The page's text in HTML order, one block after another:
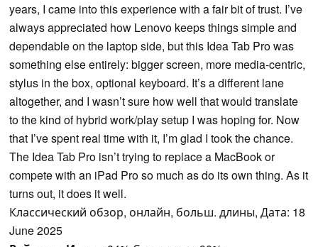
years, I came into this experience with a fair bit of trust. I’ve
always appreciated how Lenovo keeps things simple and
dependable on the laptop side, but this Idea Tab Pro was
something else entirely: bigger screen, more media-centric,
stylus in the box, optional keyboard. It’s a different lane
altogether, and I wasn’t sure how well that would translate
to the kind of hybrid work/play setup I was hoping for. Now
that I’ve spent real time with it, I’m glad I took the chance.
The Idea Tab Pro isn’t trying to replace a MacBook or
compete with an iPad Pro so much as do its own thing. As it
turns out, it does it well.
Классический обзор, онлайн, больш. длины, Дата: 18
June 2025